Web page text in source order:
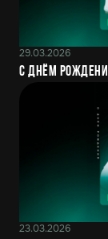
29.03.2026
С днём
23.03.2026